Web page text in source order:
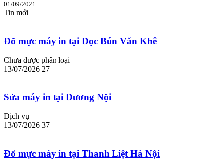
01/09/2021
Tin mới
Đổ mực máy in tại Dọc Bún Văn Khê
Chưa được phân loại
13/07/2026 27
Sửa máy in tại Dương Nội
Dịch vụ
13/07/2026 37
Đổ mực máy in tại Thanh Liệt Hà Nội